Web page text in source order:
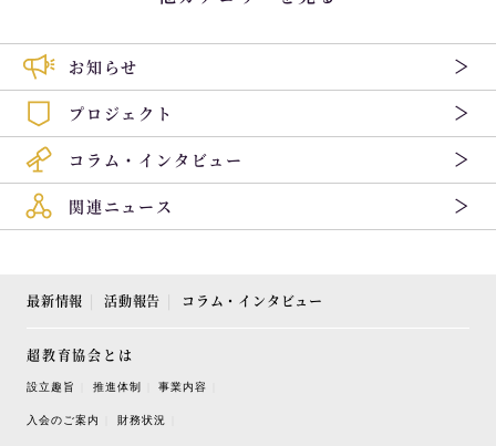
お知らせ
プロジェクト
コラム・インタビュー
関連ニュース
最新情報 活動報告 コラム・インタビュー
超教育協会とは
設立趣旨 推進体制 事業内容
入会のご案内 財務状況